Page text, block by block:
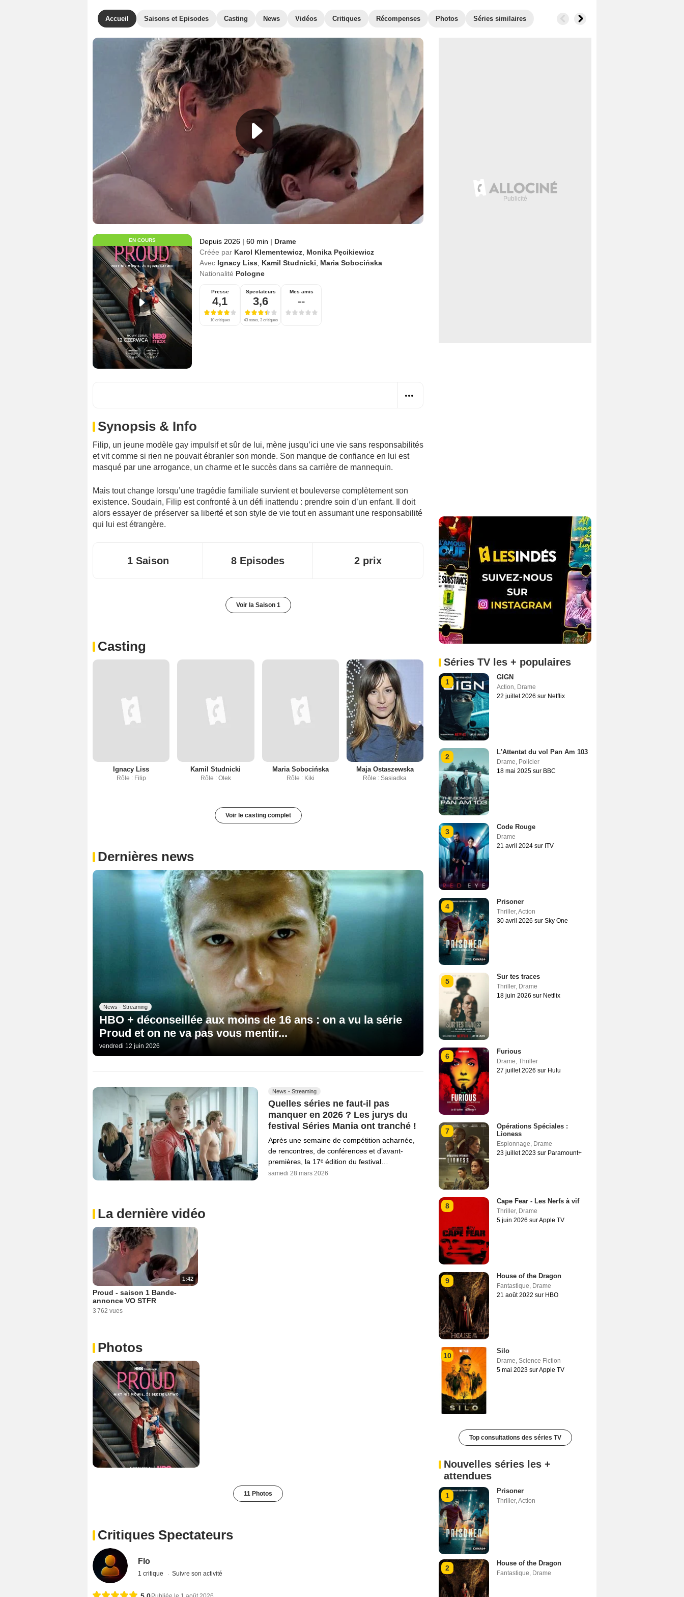
Accueil Saisons et Episodes Casting News Vidéos Critiques Récompenses Photos Séries similaires
EN COURS Depuis 2026 | 60 min | Drame
Créée par Karol Klementewicz Monika Pęcikiewicz
Avec Ignacy Liss Kamil Studnicki
Maria Sobocińska
Nationalité Pologne
Presse
4,1
10 critiques
Spectateurs
3,6
43 notes, 3 critiques
Mes amis
--
Synopsis & Info
Filip, un jeune modèle gay impulsif et sûr de lui, mène jusqu’ici une vie sans responsabilités
et vit comme si rien ne pouvait ébranler son monde. Son manque de confiance en lui est
masqué par une arrogance, un charme et le succès dans sa carrière de mannequin.
Mais tout change lorsqu’une tragédie familiale survient et bouleverse complètement son
existence. Soudain, Filip est confronté à un défi inattendu : prendre soin d’un enfant. Il doit
alors essayer de préserver sa liberté et son style de vie tout en assumant une responsabilité
qui lui est étrangère.
1 Saison 8 Episodes 2 prix
Voir la Saison 1
Casting
Ignacy Liss
Rôle : Filip
Kamil Studnicki
Rôle : Olek
Maria Sobocińska
Rôle : Kiki
Maja Ostaszewska
Rôle : Sasiadka
Voir le casting complet
Dernières news
News - Streaming
HBO + déconseillée aux moins de 16 ans : on a vu la série
Proud et on ne va pas vous mentir...
vendredi 12 juin 2026
News - Streaming
Quelles séries ne faut-il pas
manquer en 2026 ? Les jurys du
festival Séries Mania ont tranché !
Après une semaine de compétition acharnée,
de rencontres, de conférences et d’avant-
premières, la 17ᵉ édition du festival…
samedi 28 mars 2026
La dernière vidéo
1:42
Proud - saison 1 Bande-
annonce VO STFR
3 762 vues
Photos
11 Photos
Critiques Spectateurs
Flo
1 critique Suivre son activité
Séries TV les + populaires
1
GIGN
Action, Drame
22 juillet 2026 sur Netflix
2
L'Attentat du vol Pan Am 103
Drame, Policier
18 mai 2025 sur BBC
3
Code Rouge
Drame
21 avril 2024 sur ITV
4
Prisoner
Thriller,Action
30 avril 2026 sur Sky One
5
Sur tes traces
Thriller, Drame
18 juin 2026 sur Netflix
6
Furious
Drame, Thriller
27 juillet 2026 sur Hulu
7
Opérations Spéciales :
Lioness
Espionnage, Drame
23 juillet 2023 sur Paramount+
8
Cape Fear - Les Nerfs à vif
Thriller, Drame
5 juin 2026 sur Apple TV
9
House of the Dragon
Fantastique, Drame
21 août 2022 sur HBO
10
Silo
Drame, Science Fiction
5 mai 2023 sur Apple TV
Top consultations des séries TV
Nouvelles séries les +
attendues
1
Prisoner
Thriller,Action
2
House of the Dragon
Fantastique, Drame